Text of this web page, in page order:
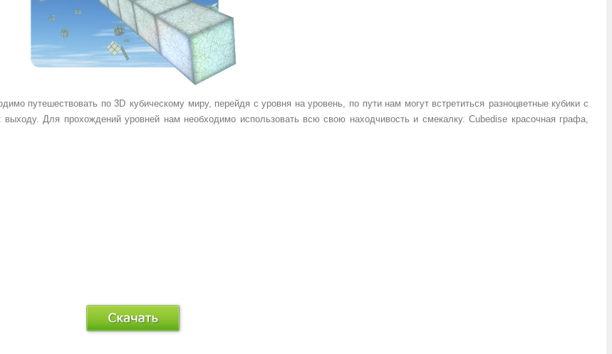
путешествовать по 3D кубическому миру, перейдя с уровня на уровень, по пути нам могут встретиться разноцветныекубики с
Для прохождений уровней нам необходимо использовать всю свою находчивость и смекалку. Сubedise красочная графа,